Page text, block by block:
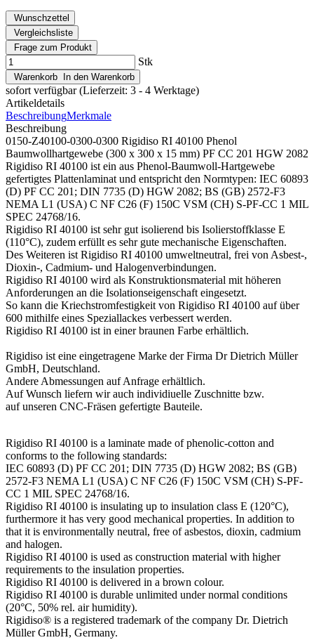
Wunschzettel
Vergleichsliste
Frage zum Produkt
Stk
Warenkorb In den Warenkorb
sofort verfügbar (Lieferzeit: 3 - 4 Werktage)
Artikeldetails
BeschreibungMerkmale
Beschreibung
0150-Z40100-0300-0300 Rigidiso RI 40100 Phenol
Baumwollhartgewebe (300 x 300 x 15 mm) PF CC 201 HGW 2082
Rigidiso RI 40100 ist ein aus Phenol-Baumwoll-Hartgewebe
gefertigtes Plattenlaminat und entspricht den Normtypen: IEC 60893
(D) PF CC 201; DIN 7735 (D) HGW 2082; BS (GB) 2572-F3
NEMA L1 (USA) C NF C26 (F) 150C VSM (CH) S-PF-CC 1 MIL
SPEC 24768/16.
Rigidiso RI 40100 ist sehr gut isolierend bis Isolierstoffklasse E
(110°C), zudem erfüllt es sehr gute mechanische Eigenschaften.
Des Weiteren ist Rigidiso RI 40100 umweltneutral, frei von Asbest-,
Dioxin-, Cadmium- und Halogenverbindungen.
Rigidiso RI 40100 wird als Konstruktionsmaterial mit höheren
Anforderungen an die Isolationseigenschaft eingesetzt.
So kann die Kriechstromfestigkeit von Rigidiso RI 40100 auf über
600 mithilfe eines Speziallackes verbessert werden.
Rigidiso RI 40100 ist in einer braunen Farbe erhältlich.
Rigidiso ist eine eingetragene Marke der Firma Dr Dietrich Müller
GmbH, Deutschland.
Andere Abmessungen auf Anfrage erhältlich.
Auf Wunsch liefern wir auch individiuelle Zuschnitte bzw.
auf unseren CNC-Fräsen gefertigte Bauteile.
Rigidiso RI 40100 is a laminate made of phenolic-cotton and
conforms to the following standards:
IEC 60893 (D) PF CC 201; DIN 7735 (D) HGW 2082; BS (GB)
2572-F3 NEMA L1 (USA) C NF C26 (F) 150C VSM (CH) S-PF-
CC 1 MIL SPEC 24768/16.
Rigidiso RI 40100 is insulating up to insulation class E (120°C),
furthermore it has very good mechanical properties. In addition to
that it is environmentally neutral, free of asbestos, dioxin, cadmium
and halogen.
Rigidiso RI 40100 is used as construction material with higher
requirements to the insulation properties.
Rigidiso RI 40100 is delivered in a brown colour.
Rigidiso RI 40100 is durable unlimited under normal conditions
(20°C, 50% rel. air humidity).
Rigidiso® is a registered trademark of the company Dr. Dietrich
Müller GmbH, Germany.